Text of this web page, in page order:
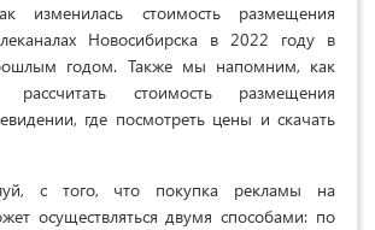
изменилась стоимость размещения
Новосибирска в 2022 году в
годом. Также мы напомним, как
рассчитать стоимость размещения
где посмотреть цены и скачать
с того, что покупка рекламы на
осуществляться двумя способами: по